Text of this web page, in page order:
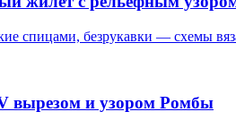
спицами, безрукавки — схемы
вырезом и узором Ромбы